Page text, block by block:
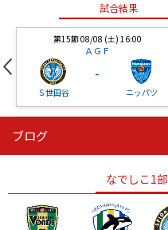
試合結果
第15節 08/08 (土) 16:00
ＡＧＦ
Ｓ世田谷
-
ニッパツ
ニッパツ
ニッパツ 名古屋
ブログ
なでしこ1部